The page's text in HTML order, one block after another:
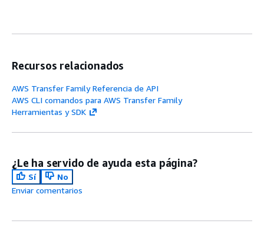
Recursos relacionados
AWS Transfer Family Referencia de API
AWS CLI comandos para AWS Transfer Family
Herramientas y SDK
¿Le ha servido de ayuda esta página?
Sí
No
Enviar comentarios